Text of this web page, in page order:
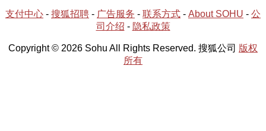
支付中心 - 搜狐招聘 - 广告服务 - 联系方式 - About SOHU - 公
司介绍 - 隐私政策
Copyright © 2026 Sohu All Rights Reserved. 搜狐公司 版权
所有